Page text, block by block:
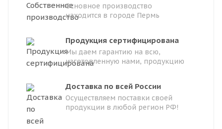
Основное производство
находится в городе Пермь
Продукция сертифицирована
Мы даем гарантию на всю,
изготовленную нами, продукцию
Доставка по всей России
Осуществляем поставки своей
продукции в любой регион РФ!